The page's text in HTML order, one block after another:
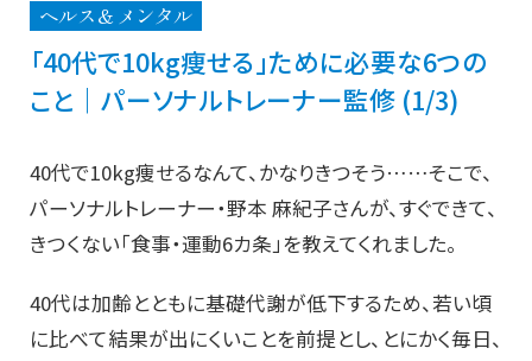
ヘルス＆メンタル
「40代で10kg痩せる」ために必要な6つの
こと｜パーソナルトレーナー監修 (1/3)
40代で10kg痩せるなんて、かなりきつそう……そこで、
パーソナルトレーナー・野本 麻紀子さんが、すぐできて、
きつくない「食事・運動6カ条」を教えてくれました。
40代は加齢とともに基礎代謝が低下するため、若い頃
に比べて結果が出にくいことを前提とし、とにかく毎日、